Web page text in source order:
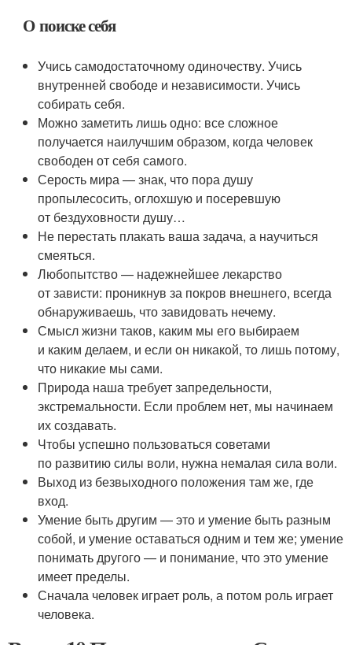
О поиске себя
Учись самодостаточному одиночеству. Учись
внутренней свободе и независимости. Учись
собирать себя.
Можно заметить лишь одно: все сложное
получается наилучшим образом, когда человек
свободен от себя самого.
Серость мира — знак, что пора душу
пропылесосить, оглохшую и посеревшую
от бездуховности душу…
Не перестать плакать ваша задача, а научиться
смеяться.
Любопытство — надежнейшее лекарство
от зависти: проникнув за покров внешнего, всегда
обнаруживаешь, что завидовать нечему.
Смысл жизни таков, каким мы его выбираем
и каким делаем, и если он никакой, то лишь потому,
что никакие мы сами.
Природа наша требует запредельности,
экстремальности. Если проблем нет, мы начинаем
их создавать.
Чтобы успешно пользоваться советами
по развитию силы воли, нужна немалая сила воли.
Выход из безвыходного положения там же, где
вход.
Умение быть другим — это и умение быть разным
собой, и умение оставаться одним и тем же; умение
понимать другого — и понимание, что это умение
имеет пределы.
Сначала человек играет роль, а потом роль играет
человека.